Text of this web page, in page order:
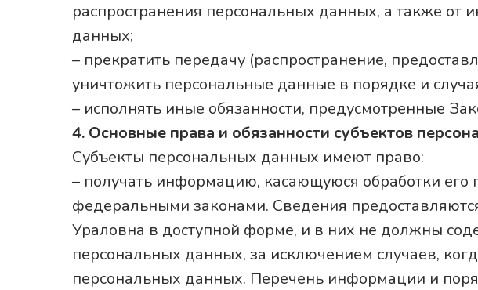
распространения персональных данных, а также
данных;
– прекратить передачу (распространение,
уничтожить персональные данные в порядке и
– исполнять иные обязанности, предусмотренные
4. Основные права и обязанности субъектов
Субъекты персональных данных имеют право:
– получать информацию, касающуюся обработки
федеральными законами. Сведения
Ураловна в доступной форме, и в них не должны
персональных данных, за исключением случаев,
персональных данных. Перечень информации и